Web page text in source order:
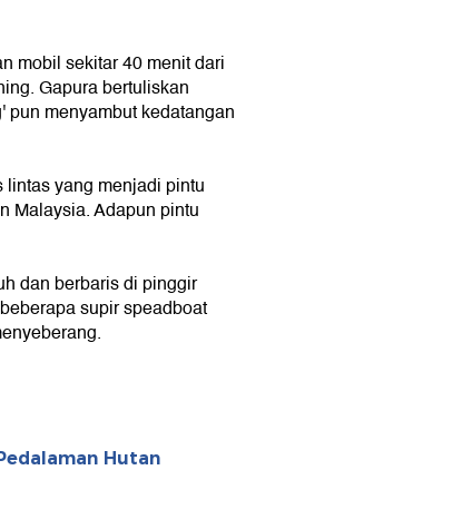
mobil sekitar 40 menit dari
Gapura bertuliskan
menyambut kedatangan
yang menjadi pintu
Malaysia. Adapun pintu
dan berbaris di pinggir
supir speadboat
Hutan